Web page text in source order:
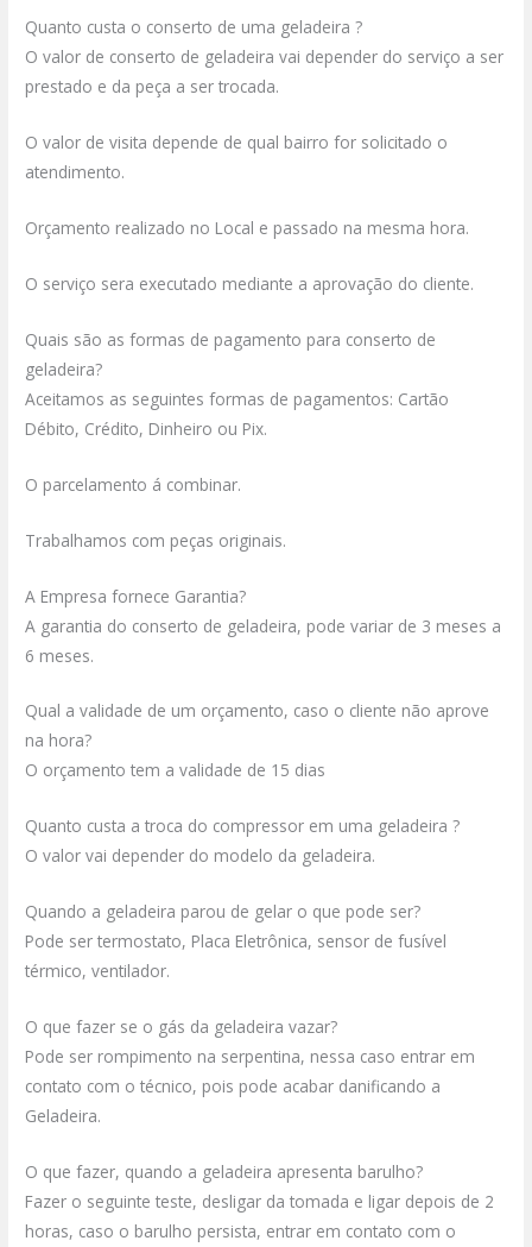
Quanto custa o conserto de uma geladeira ?
O valor de conserto de geladeira vai depender do serviço a ser
prestado e da peça a ser trocada.
O valor de visita depende de qual bairro for solicitado o
atendimento.
Orçamento realizado no Local e passado na mesma hora.
O serviço sera executado mediante a aprovação do cliente.
Quais são as formas de pagamento para conserto de
geladeira?
Aceitamos as seguintes formas de pagamentos: Cartão
Débito, Crédito, Dinheiro ou Pix.
O parcelamento á combinar.
Trabalhamos com peças originais.
A Empresa fornece Garantia?
A garantia do conserto de geladeira, pode variar de 3 meses a
6 meses.
Qual a validade de um orçamento, caso o cliente não aprove
na hora?
O orçamento tem a validade de 15 dias
Quanto custa a troca do compressor em uma geladeira ?
O valor vai depender do modelo da geladeira.
Quando a geladeira parou de gelar o que pode ser?
Pode ser termostato, Placa Eletrônica, sensor de fusível
térmico, ventilador.
O que fazer se o gás da geladeira vazar?
Pode ser rompimento na serpentina, nessa caso entrar em
contato com o técnico, pois pode acabar danificando a
Geladeira.
O que fazer, quando a geladeira apresenta barulho?
Fazer o seguinte teste, desligar da tomada e ligar depois de 2
horas, caso o barulho persista, entrar em contato com o